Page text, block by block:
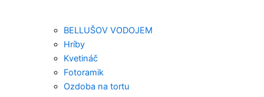
BELLUŠOV VODOJEM
Hríby
Kvetináč
Fotoramik
Ozdoba na tortu